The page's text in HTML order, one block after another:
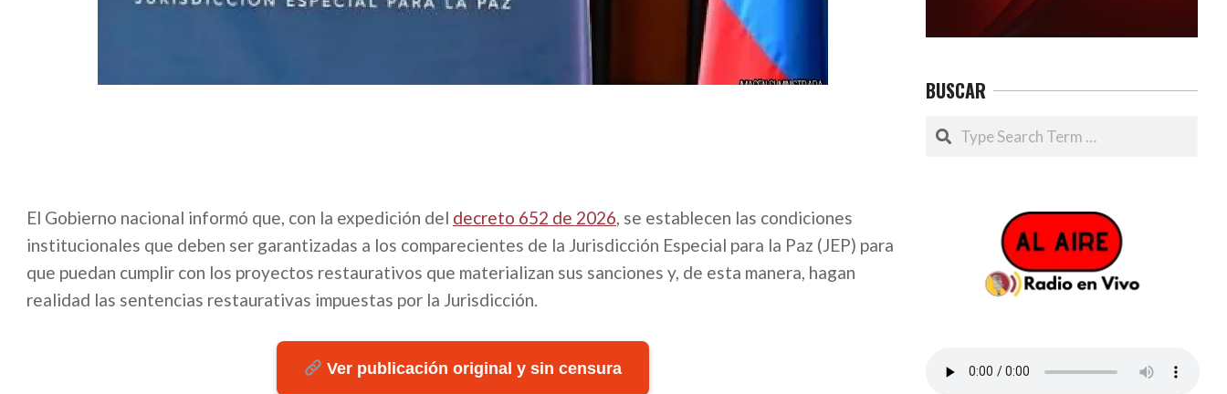
El Gobierno nacional informó que, con la expedición del decreto 652 de 2026, se establecen las condiciones
institucionales que deben ser garantizadas a los comparecientes de la Jurisdicción Especial para la Paz (JEP) para
que puedan cumplir con los proyectos restaurativos que materializan sus sanciones y, de esta manera, hagan
realidad las sentencias restaurativas impuestas por la Jurisdicción.
Ver publicación original y sin censura
BUSCAR
Search